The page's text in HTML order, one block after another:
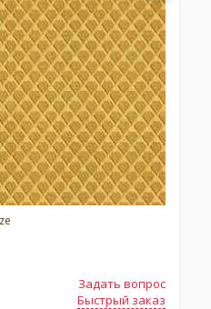
город)
звонок
Задать вопрос
Быстрый заказ